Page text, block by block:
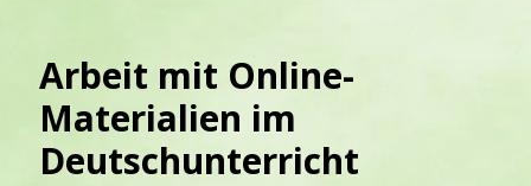
Arbeit mit Online-
Materialien im
Deutschunterricht